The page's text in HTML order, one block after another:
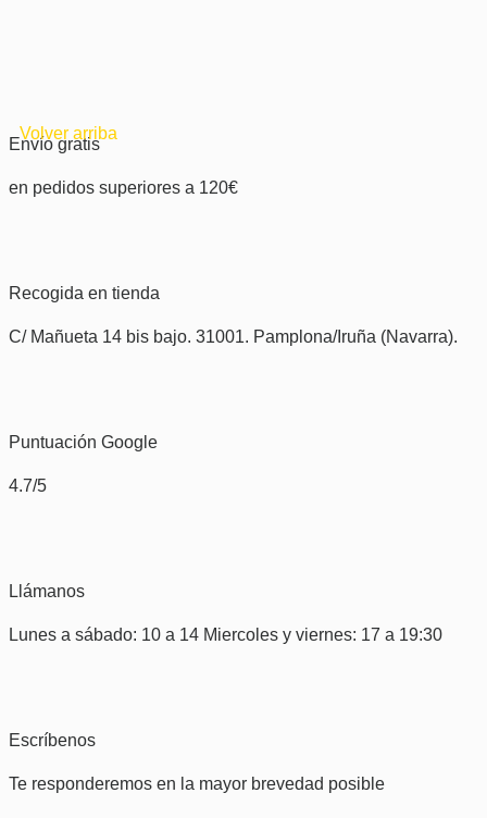
Volver arriba
Envío gratis
en pedidos superiores a 120€
Recogida en tienda
C/ Mañueta 14 bis bajo. 31001. Pamplona/Iruña (Navarra).
Puntuación Google
4.7/5
Llámanos
Lunes a sábado: 10 a 14 Miercoles y viernes: 17 a 19:30
Escríbenos
Te responderemos en la mayor brevedad posible